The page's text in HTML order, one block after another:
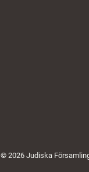
© 2026 Judiska